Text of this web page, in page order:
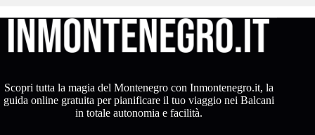
Scopri tutta la magia del Montenegro con Inmontenegro.it, la
guida online gratuita per pianificare il tuo viaggio nei Balcani
in totale autonomia e facilità.